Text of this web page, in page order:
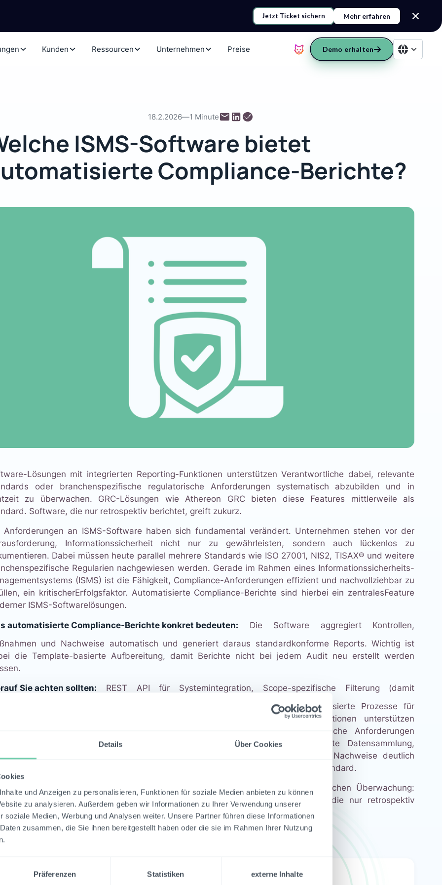
Details Über Cookies
und Anzeigen zu personalisieren, Funktionen für soziale Medien anbieten zu können
zu analysieren. Außerdem geben wir Informationen zu Ihrer Verwendung unserer
soziale Medien, Werbung und Analysen weiter. Unsere Partner führen diese Informationen
zusammen, die Sie ihnen bereitgestellt haben oder die sie im Rahmen Ihrer Nutzung
Präferenzen Statistiken externe Inhalte
Jetzt Ticket sichern Mehr erfahren
Kunden Ressourcen Unternehmen Preise Demo erhalten
18.2.2026—1 Minute
ISMS-Software bietet
Compliance-Berichte?
Lösungen mit integrierten Reporting-Funktionen unterstützen Verantwortliche dabei, relevante
oder branchenspezifische regulatorische Anforderungen systematisch abzubilden und in
zu überwachen. GRC-Lösungen wie Athereon GRC bieten diese Features mittlerweile als
Software, die nur retrospektiv berichtet, greift zukurz.
Anforderungen an ISMS-Software haben sich fundamental verändert. Unternehmen stehen vor der
Informationssicherheit nicht nur zu gewährleisten, sondern auch lückenlos zu
Dabei müssen heute parallel mehrere Standards wie ISO 27001, NIS2, TISAX® und weitere
Regularien nachgewiesen werden. Gerade im Rahmen eines Informationssicherheits-
(ISMS) ist die Fähigkeit, Compliance-Anforderungen effizient und nachvollziehbar zu
ein kritischerErfolgsfaktor. Automatisierte Compliance-Berichte sind hierbei ein zentralesFeature
ISMS-Softwarelösungen.
automatisierte Compliance-Berichte konkret bedeuten: Die Software aggregiert Kontrollen,
und Nachweise automatisch und generiert daraus standardkonforme Reports. Wichtig ist
die Template-basierte Aufbereitung, damit Berichte nicht bei jedem Audit neu erstellt werden
Sie achten sollten: REST API für Systemintegration, Scope-spezifische Filterung (damit
Organisationseinheiten separate Reportserhalten), und Workflow-basierte Prozesse für
Dokumentation. Software-Lösungen mit integrierten Reporting-Funktionen unterstützen
dabei, relevante Standards oderbranchenspezifische regulatorische Anforderungen
abzubilden und in Echtzeit zu überwachen. Durch automatisierte Datensammlung,
Kontrollrahmen und Dashboards wird der Aufwand für Audits und Nachweise deutlich
GRC-Lösungen wie Athereon GRC bieten diese Features mittlerweile als Standard.
eigentliche Mehrwert liegt nicht im Report selbst, sondern in der kontinuierlichen Überwachung:
Kontrollen sind überfällig? Wo entstehen Compliance-Lücken? Software, die nur retrospektiv
greift zu kurz.
finden Sie Informationen zur ISMS-Lösung von Athereon GRC.